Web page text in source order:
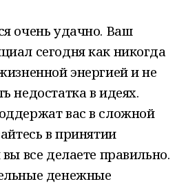
очень удачно. Ваш
сегодня как никогда
энергией и не
недостатка в идеях.
вас в сложной
в принятии
все делаете правильно.
денежные